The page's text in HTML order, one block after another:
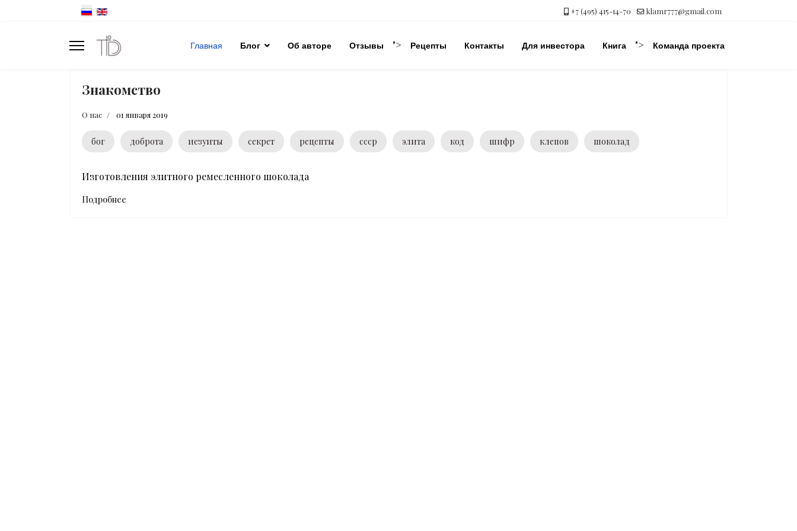
+7 (495) 415-14-70 klamr777@gmail.com
Главная Блог Об авторе Отзывы "> Рецепты Контакты Для инвестора Книга "> Команда проекта
Знакомство
О нас 01 января 2019
бог доброта иезуиты секрет рецепты ссср элита код шифр клепов шоколад
Изготовления элитного ремесленного шоколада
Подробнее